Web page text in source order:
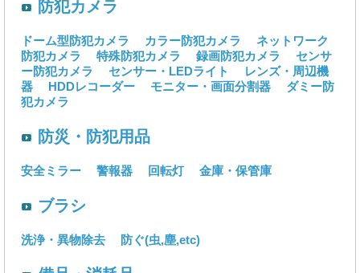
防犯カメラ
ドーム型防犯カメラ カラー防犯カメラ
ネットワーク
防犯カメラ
特殊防犯カメラ 録画防犯カメラ
センサ
ー防犯カメラ
センサー・LEDライト
レンズ・周辺機
器
HDDレコーダー モニター・画面分割器
ダミー防
犯カメラ
防災・防犯用品
安全ミラー 警報器 回転灯 金庫・保管庫
ブラシ
洗浄・異物除去 防ぐ(虫,塵,etc)